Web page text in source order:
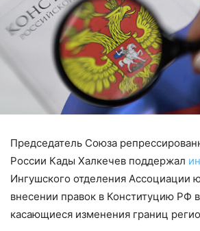
Председатель Союза
России Кады Халкечев поддержал
Ингушского отделения Ассоциации
внесении правок в Конституцию РФ в
касающиеся изменения границ